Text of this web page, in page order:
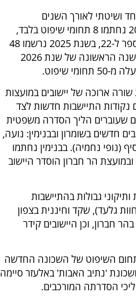
חד ושיטתי לאורך השנים
האחרונות: בשנת 2023 נחתמו 8 תחומי שיפוט בלבד,
בשנת 2024 עלה המספר ל-22, בשנת 2025 נרשמו 48
חתימות, ואילו בחצי השנה הראשונה של שנת 2026
שיפוט.
ארוכה של יישובים במועצות
נקודות התיישבות חדשות לצד
שעוברים הליך הסדרה משפטית
חדשים בשומרון ובבנימין: נועה,
(נופי נחמיה). בבנימין נחתמו
הר חברון הוסדר היישוב
גבולות בהתיישבות
גלעד), שקד וחיננית בצפון
חברון, וכן היישובים קידר
השיפוט של השכונה החדשה
'נתיב האבות' באלעזר סיימה
הסדרתה המורכבים.